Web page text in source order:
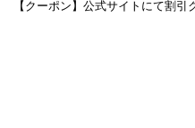
【クーポン】公式サイトにて割引